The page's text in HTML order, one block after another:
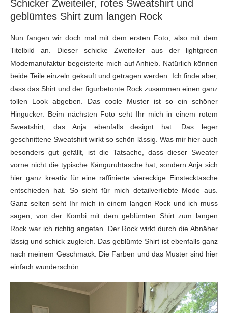
Schicker Zweiteiler, rotes Sweatshirt und
geblümtes Shirt zum langen Rock
Nun fangen wir doch mal mit dem ersten Foto, also mit dem
Titelbild an. Dieser schicke Zweiteiler aus der lightgreen
Modemanufaktur begeisterte mich auf Anhieb. Natürlich können
beide Teile einzeln gekauft und getragen werden. Ich finde aber,
dass das Shirt und der figurbetonte Rock zusammen einen ganz
tollen Look abgeben. Das coole Muster ist so ein schöner
Hingucker. Beim nächsten Foto seht Ihr mich in einem rotem
Sweatshirt, das Anja ebenfalls designt hat. Das leger
geschnittene Sweatshirt wirkt so schön lässig. Was mir hier auch
besonders gut gefällt, ist die Tatsache, dass dieser Sweater
vorne nicht die typische Känguruhtasche hat, sondern Anja sich
hier ganz kreativ für eine raffinierte viereckige Einstecktasche
entschieden hat. So sieht für mich detailverliebte Mode aus.
Ganz selten seht Ihr mich in einem langen Rock und ich muss
sagen, von der Kombi mit dem geblümten Shirt zum langen
Rock war ich richtig angetan. Der Rock wirkt durch die Abnäher
lässig und schick zugleich. Das geblümte Shirt ist ebenfalls ganz
nach meinem Geschmack. Die Farben und das Muster sind hier
einfach wunderschön.